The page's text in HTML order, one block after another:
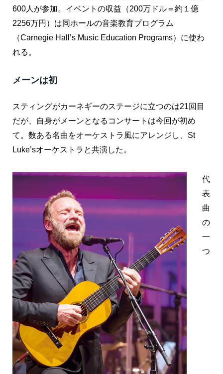
600人が参加。イベントの収益（200万ドル＝約１億
2256万円）は同ホールの音楽教育プログラム
（Carnegie Hall’s Music Education Programs）に使わ
れる。
メーンは初
スティングがカーネギーのステージに立つのは21回目
だが、自身がメーンとなるコンサートは今回が初め
て。数ある名曲をオーケストラ風にアレンジし、St
Luke’sオーケストラと共演した。
代
表
曲
の
一
つ